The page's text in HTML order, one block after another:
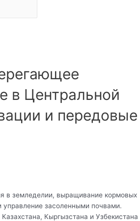
в Центральной
и передовые
в земледелии, выращивание кормовых
управление засоленными почвами.
Кыргызстана и Узбекистана